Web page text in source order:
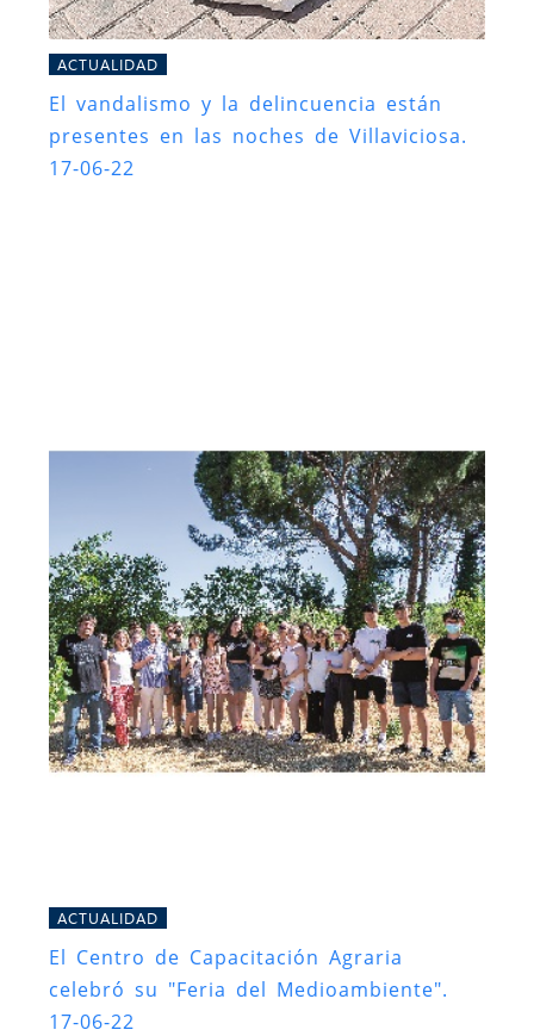
ACTUALIDAD
El vandalismo y la delincuencia están
presentes en las noches de Villaviciosa.
17-06-22
ACTUALIDAD
El Centro de Capacitación Agraria
celebró su "Feria del Medioambiente".
17-06-22